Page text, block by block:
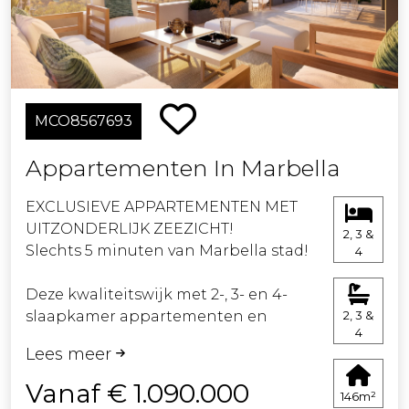
en de bergen bieden.
Parkeerplaatsen in de ondergrondse
garage en opslagruimten kunnen als
optionele extra's worden gekocht.
MCO8567693
Appartementen In Marbella
EXCLUSIEVE APPARTEMENTEN MET
UITZONDERLIJK ZEEZICHT!
Slechts 5 minuten van Marbella stad!
Deze kwaliteitswijk met 2-, 3- en 4-
slaapkamer appartementen en
hooggelegen positie bovenaan de
prestigieuze 18-holes golfbaan van
Santa Clara.
Lees meer
Vanaf € 1.090.000
2, 3 &
4
2, 3 &
4
146m²